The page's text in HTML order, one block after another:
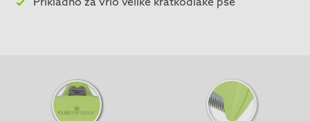
Prikladno za vrlo velike kratkodlake pse